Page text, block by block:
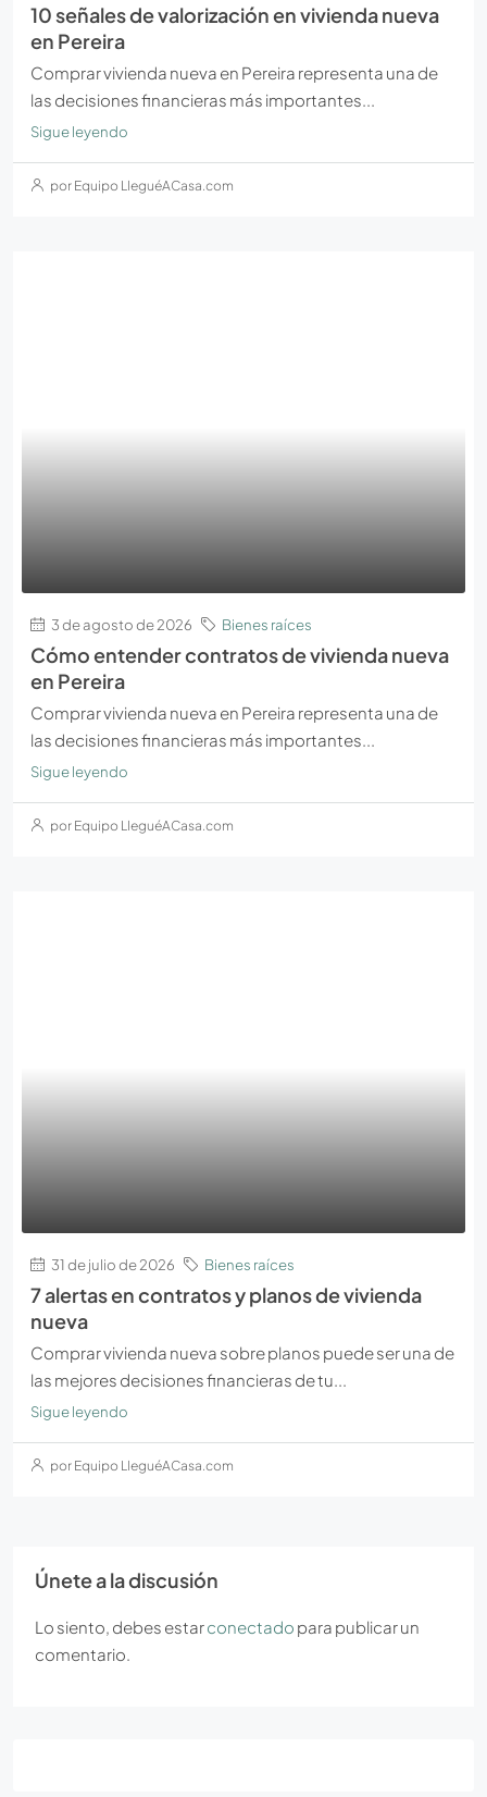
10 señales de valorización en vivienda nueva
en Pereira
Comprar vivienda nueva en Pereira representa una de
las decisiones financieras más importantes...
Sigue leyendo
por Equipo LleguéACasa.com
3 de agosto de 2026 Bienes raíces
Cómo entender contratos de vivienda nueva
en Pereira
Comprar vivienda nueva en Pereira representa una de
las decisiones financieras más importantes...
Sigue leyendo
por Equipo LleguéACasa.com
31 de julio de 2026 Bienes raíces
7 alertas en contratos y planos de vivienda
nueva
Comprar vivienda nueva sobre planos puede ser una de
las mejores decisiones financieras de tu...
Sigue leyendo
por Equipo LleguéACasa.com
Únete a la discusión
Lo siento, debes estarconectado para publicar un
comentario.